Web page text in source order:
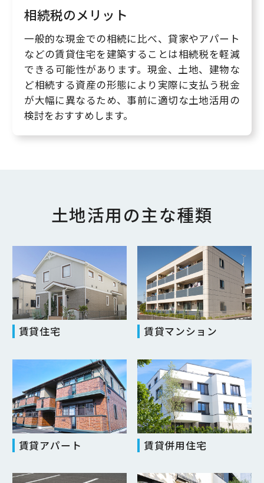
相続税のメリット
一般的な現金での相続に比べ、貸家やアパート
などの賃貸住宅を建築することは相続税を軽減
できる可能性があります。現金、土地、建物な
ど相続する資産の形態により実際に支払う税金
が大幅に異なるため、事前に適切な土地活用の
検討をおすすめします。
土地活用の主な種類
賃貸住宅 賃貸マンション
賃貸アパート 賃貸併用住宅